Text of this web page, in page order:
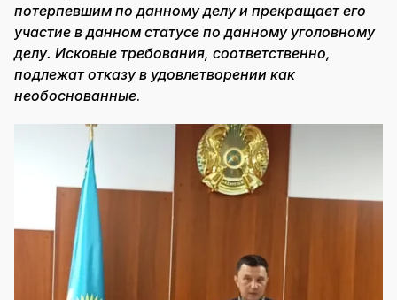
потерпевшим по данному делу и прекращает его
участие в данном статусе по данному уголовному
делу. Исковые требования, соответственно,
подлежат отказу в удовлетворении как
необоснованные.